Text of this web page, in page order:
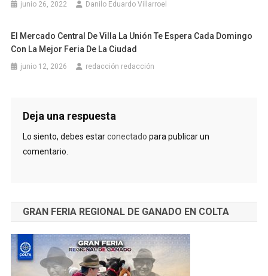
junio 26, 2022 Danilo Eduardo Villarroel
El Mercado Central De Villa La Unión Te Espera Cada Domingo
Con La Mejor Feria De La Ciudad
junio 12, 2026 redacción redacción
Deja una respuesta
Lo siento, debes estarconectado para publicar un
comentario.
GRAN FERIA REGIONAL DE GANADO EN COLTA